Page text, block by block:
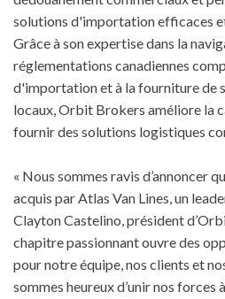
solutions d'importation efficaces
Grâce à son expertise dans la
réglementations canadiennes
d'importation et à la fourniture de
locaux, Orbit Brokers améliore la
fournir des solutions logistiques
« Nous sommes ravis d’annoncer
acquis par Atlas Van Lines, un
Clayton Castelino, président
chapitre passionnant ouvre des
pour notre équipe, nos clients et
sommes heureux d’unir nos forces